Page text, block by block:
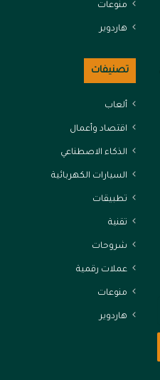
منوعات
هاردوير
تصنيفات
ألعاب
اقتصاد وأعمال
الذكاء الاصطناعي
السيارات الكهربائية
تطبيقات
تقنية
شروحات
عملات رقمية
منوعات
هاردوير